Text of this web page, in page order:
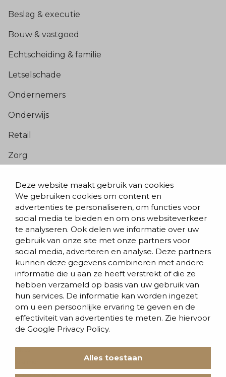
Deze website maakt gebruik van cookies
We gebruiken cookies om content en
advertenties te personaliseren, om functies voor
social media te bieden en om ons websiteverkeer
te analyseren. Ook delen we informatie over uw
gebruik van onze site met onze partners voor
social media, adverteren en analyse. Deze partners
kunnen deze gegevens combineren met andere
informatie die u aan ze heeft verstrekt of die ze
hebben verzameld op basis van uw gebruik van
hun services. De informatie kan worden ingezet
om u een persoonlijke ervaring te geven en de
effectiviteit van advertenties te meten. Zie hiervoor
de Google Privacy Policy.
Alles toestaan
Beslag & executie
Bouw & vastgoed
Echtscheiding & familie
Letselschade
Ondernemers
Onderwijs
Retail
Zorg
Blogs & nieuws
Contact
Evenementen
Team
Werken bij BVD
Cookies
Klachtenregeling